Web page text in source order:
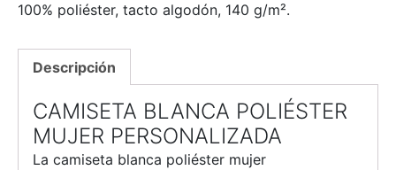
100% poliéster, tacto algodón, 140 g/m².
Descripción
CAMISETA BLANCA POLIÉSTER
MUJER PERSONALIZADA
La camiseta blanca poliéster mujer